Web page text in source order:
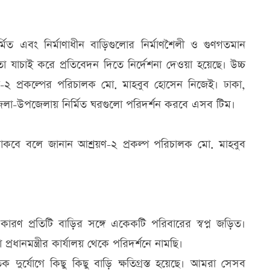
এবং নির্মাণাধীন বাড়িগুলোর নির্মাণশৈলী ও গুণগতমান
করে প্রতিবেদন দিতে নির্দেশনা দেওয়া হয়েছে। উচ্চ
২ প্রকল্পের পরিচালক মো. মাহবুব হোসেন নিজেই। ঢাকা,
উপজেলায় নির্মিত ঘরগুলো পরিদর্শন করবে এসব টিম।
বলে জানান আশ্রয়ণ-২ প্রকল্প পরিচালক মো. মাহবুব
প্রতিটি বাড়ির সঙ্গে একেকটি পরিবারের স্বপ্ন জড়িত।
কার্যালয় থেকে পরিদর্শনে নামছি।
দুর্যোগে কিছু কিছু বাড়ি ক্ষতিগ্রস্ত হয়েছে। আমরা সেসব